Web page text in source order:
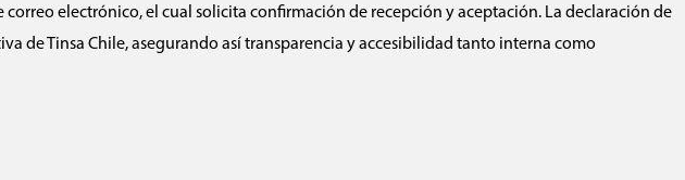
electrónico, el cual solicita confirmación de recepción y aceptación. La declaración de
de Tinsa Chile, asegurando así transparencia y accesibilidad tanto interna como